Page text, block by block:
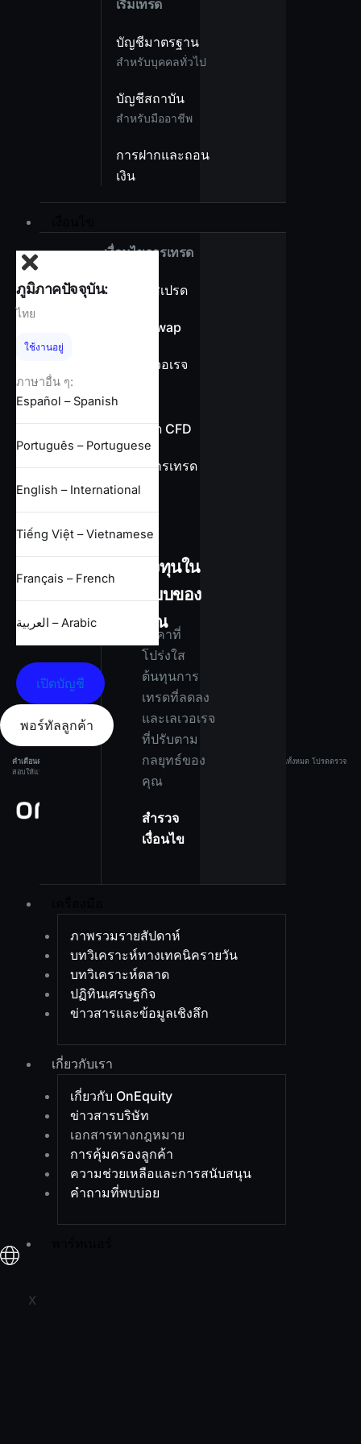
เริ่มเทรด
บัญชีมาตรฐาน
สำหรับบุคคลทั่วไป
บัญชีสถาบัน
สำหรับมืออาชีพ
การฝากและถอน
เงิน
เงื่อนไขการเทรด
ภาพรวมสเปรด
ไม่มีค่า Swap
ข้อมูลเลเวอเรจ
ข้อกำหนด CFD
เงื่อนไขการเทรด
ทั้งหมด
ลงทุนใน
แบบของ
คุณ
ราคาที่
โปร่งใส
ต้นทุนการ
เทรดที่ลดลง
และเลเวอเรจ
ที่ปรับตาม
กลยุทธ์ของ
คุณ
สำรวจ
เงื่อนไข
ภาพรวมรายสัปดาห์
บทวิเคราะห์ทางเทคนิครายวัน
บทวิเคราะห์ตลาด
ปฏิทินเศรษฐกิจ
ข่าวสารและข้อมูลเชิงลึก
เกี่ยวกับเรา
เกี่ยวกับ OnEquity
ข่าวสารบริษัท
เอกสารทางกฎหมาย
การคุ้มครองลูกค้า
ความช่วยเหลือและการสนับสนุน
คำถามที่พบบ่อย
X
ภูมิภาคปัจจุบัน:
ไทย
ใช้งานอยู่
ภาษาอื่น ๆ:
Español – Spanish
Português – Portuguese
English – International
Tiếng Việt – Vietnamese
Français – French
العربية – Arabic
เปิดบัญชี
พอร์ทัลลูกค้า
คำเตือนความเสี่ยง:
ผลิตภัณฑ์ที่มีเลเวอเรจมีความเสี่ยงสูง และอาจทำให้คุณสูญเสียเงินทุนทั้งหมด โปรดตรวจ
สอบให้แน่ใจว่าคุณเข้าใจความเสี่ยงอย่างครบถ้วนก่อนลงทุน.